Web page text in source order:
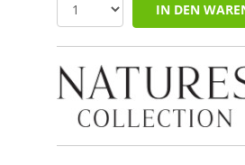
IN DEN